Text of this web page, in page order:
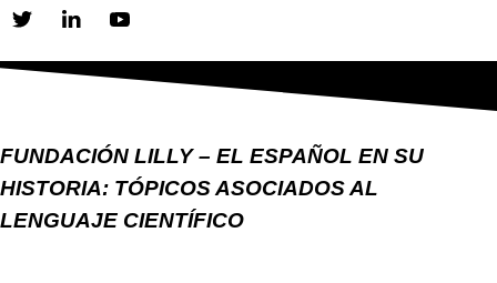
Skip
FUNDACIÓN LILLY – EL ESPAÑOL EN SU
HISTORIA: TÓPICOS ASOCIADOS AL
LENGUAJE CIENTÍFICO